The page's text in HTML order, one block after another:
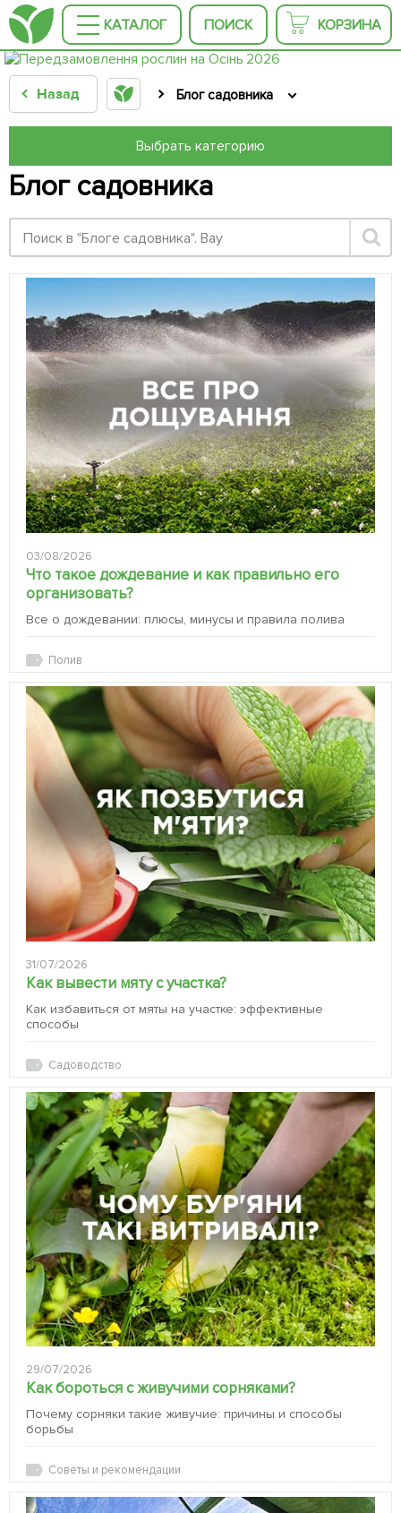
КАТАЛОГ ПОИСК КОРЗИНА
Назад Блог садовника
Выбрать категорию
Блог садовника
03/08/2026
Что такое дождевание и как правильно его
организовать?
Все о дождевании: плюсы, минусы и правила полива
Полив
31/07/2026
Как вывести мяту с участка?
Как избавиться от мяты на участке: эффективные
способы
Садоводство
29/07/2026
Как бороться с живучими сорняками?
Почему сорняки такие живучие: причины и способы
борьбы
Советы и рекомендации